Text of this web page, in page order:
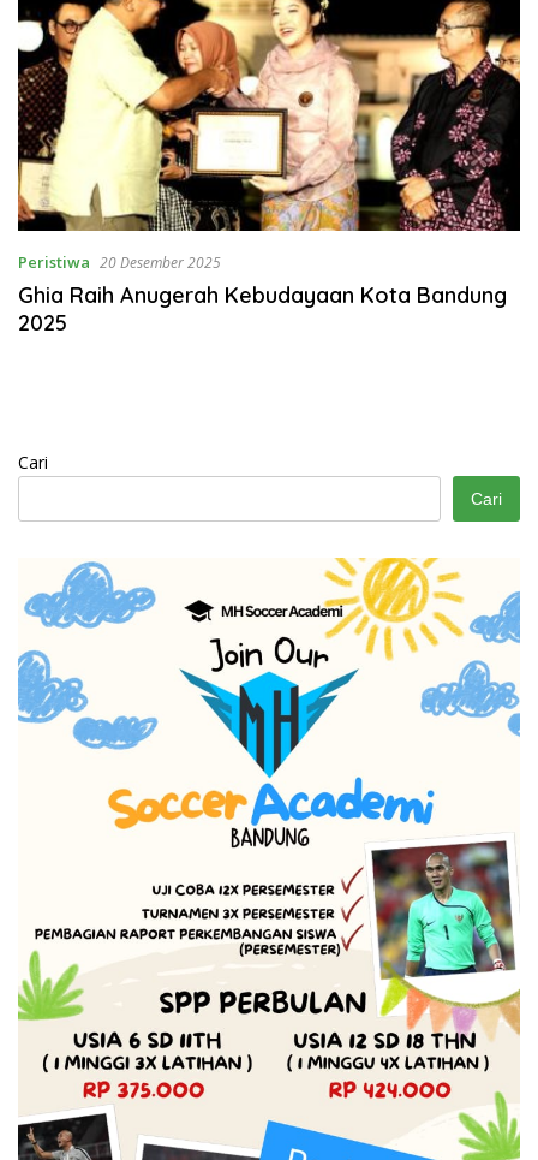
Peristiwa 20 Desember 2025
Ghia Raih Anugerah Kebudayaan Kota Bandung
2025
Cari
Cari